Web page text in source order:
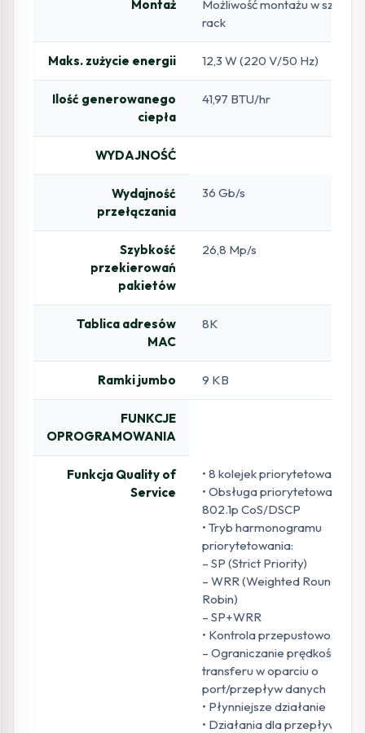
Montaż
Możliwość montażu w szafie
rack
Maks. zużycie energii 12,3 W (220 V/50 Hz)
Ilość generowanego
ciepła
41,97 BTU/hr
WYDAJNOŚĆ
Wydajność
przełączania
36 Gb/s
Szybkość
przekierowań
pakietów
26,8 Mp/s
Tablica adresów
MAC
8K
Ramki jumbo 9 KB
FUNKCJE
OPROGRAMOWANIA
Funkcja Quality of
Service
• 8 kolejek priorytetowania
• Obsługa priorytetowania
802.1p CoS/DSCP
• Tryb harmonogramu
priorytetowania:
– SP (Strict Priority)
– WRR (Weighted Round
Robin)
– SP+WRR
• Kontrola przepustowości
– Ograniczanie prędkości
transferu w oparciu o
port/przepływ danych
• Płynniejsze działanie
• Działania dla przepływów